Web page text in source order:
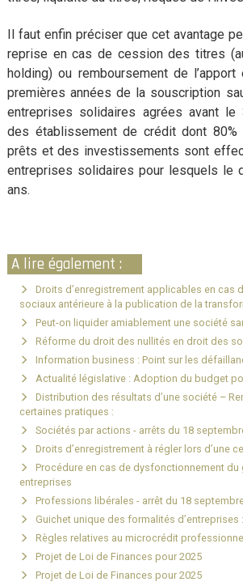
Il faut enfin préciser que cet avantage
reprise en cas de cession des titres
holding) ou remboursement de
premières années de la souscription
entreprises solidaires agrées avant
des établissement de crédit dont 80%
prêts et des investissements sont
entreprises solidaires pour lesquels le
ans.
A lire également :
Droits d’enregistrement applicables en cas
sociaux antérieure à la publication de la
Peut-on liquider amiablement une société
Réforme du droit des nullités en droit des
Information business : Point sur les
Actualité législative : Adoption du budget
Distribution des résultats d’une société –
certaines pratiques :
Sociétés par actions - arrêts du 18
Droits d’enregistrement à régler lors d’une
Procédure en cas de dysfonctionnement du
entreprises
Professions libérales - arrêt du 18
Guichet unique des formalités d’entreprises :
Règles relatives au microcrédit
Projet de Loi de Finances pour 2025
Projet de Loi de Finances pour 2025